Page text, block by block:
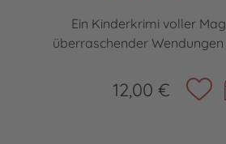
Ein Kinderkrimi voller
überraschender Wendungen
12,00 €